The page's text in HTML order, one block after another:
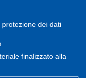
dei dati
finalizzato alla